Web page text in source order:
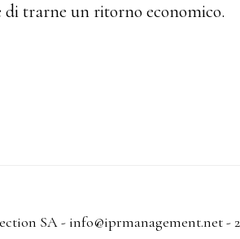
trarne un ritorno economico.
SA - info@iprmanagement.net -